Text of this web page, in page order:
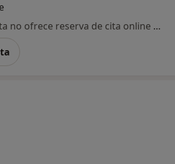
Este especialista no ofrece reserva de cita online en esta dirección.